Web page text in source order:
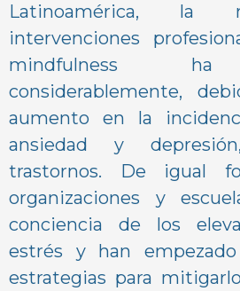
Latinoamérica, la
intervenciones
mindfulness ha
considerablemente,
aumento en la
ansiedad y
trastornos. De igual
organizaciones y
conciencia de los
estrés y han
estrategias para